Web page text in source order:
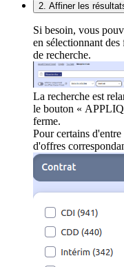
2. Affiner les
Si besoin, vous
en sélectionnant des
de recherche.
La recherche est
le bouton «
ferme.
Pour certains
d'offres